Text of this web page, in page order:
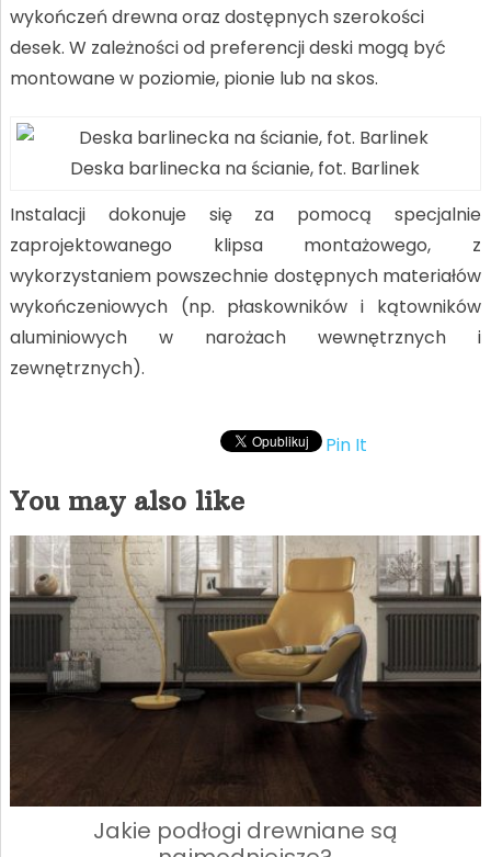
wykończeń drewna oraz dostępnych szerokości
desek. W zależności od preferencji deski mogą być
montowane w poziomie, pionie lub na skos.
Deska barlinecka na ścianie, fot. Barlinek
Instalacji dokonuje się za pomocą specjalnie
zaprojektowanego klipsa montażowego, z
wykorzystaniem powszechnie dostępnych materiałów
wykończeniowych (np. płaskowników i kątowników
aluminiowych w narożach wewnętrznych i
zewnętrznych).
Pin It
You may also like
Jakie podłogi drewniane są